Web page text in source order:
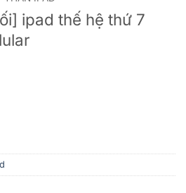
ipad thế hệ thứ 7